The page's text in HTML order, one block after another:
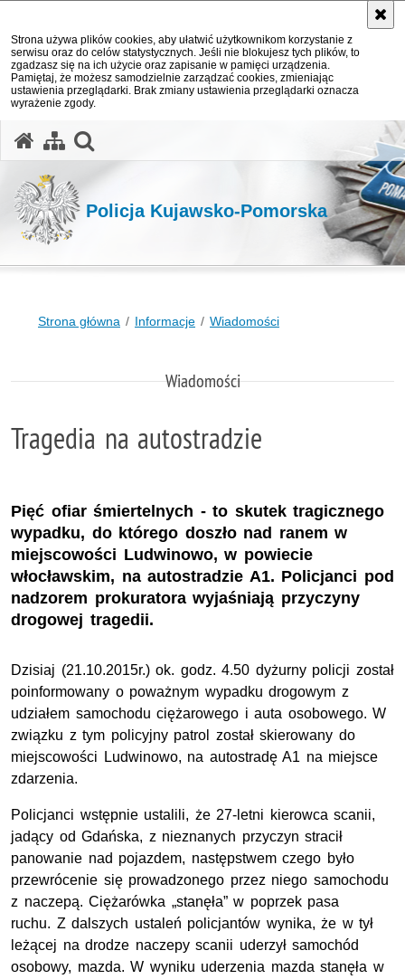
Strona używa plików cookies, aby ułatwić użytkownikom korzystanie z
serwisu oraz do celów statystycznych. Jeśli nie blokujesz tych plików, to
zgadzasz się na ich użycie oraz zapisanie w pamięci urządzenia.
Pamiętaj, że możesz samodzielnie zarządzać cookies, zmieniając
ustawienia przeglądarki. Brak zmiany ustawienia przeglądarki oznacza
wyrażenie zgody.
Policja Kujawsko-Pomorska
Strona główna Informacje Wiadomości
Wiadomości
Tragedia na autostradzie
Pięć ofiar śmiertelnych - to skutek tragicznego
wypadku, do którego doszło nad ranem w
miejscowości Ludwinowo, w powiecie
włocławskim, na autostradzie A1. Policjanci pod
nadzorem prokuratora wyjaśniają przyczyny
drogowej tragedii.
Dzisiaj (21.10.2015r.) ok. godz. 4.50 dyżurny policji został
poinformowany o poważnym wypadku drogowym z
udziałem samochodu ciężarowego i auta osobowego. W
związku z tym policyjny patrol został skierowany do
miejscowości Ludwinowo, na autostradę A1 na miejsce
zdarzenia.
Policjanci wstępnie ustalili, że 27-letni kierowca scanii,
jadący od Gdańska, z nieznanych przyczyn stracił
panowanie nad pojazdem, następstwem czego było
przewrócenie się prowadzonego przez niego samochodu
z naczepą. Ciężarówka „stanęła” w poprzek pasa
ruchu. Z dalszych ustaleń policjantów wynika, że w tył
leżącej na drodze naczepy scanii uderzył samochód
osobowy, mazda. W wyniku uderzenia mazda stanęła w